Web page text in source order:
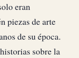
eran
piezas de arte
de su época.
sobre la